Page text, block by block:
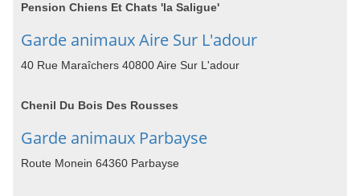
Pension Chiens Et Chats 'la Saligue'
Garde animaux Aire Sur L'adour
40 Rue Maraîchers 40800 Aire Sur L'adour
Chenil Du Bois Des Rousses
Garde animaux Parbayse
Route Monein 64360 Parbayse